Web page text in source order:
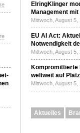
ElringKlinger
Management
Mittwoch, August
EU AI Act:
Notwendigkeit
Mittwoch, August
Kompromittierte
weltweit auf
Mittwoch, August
Aktuelles